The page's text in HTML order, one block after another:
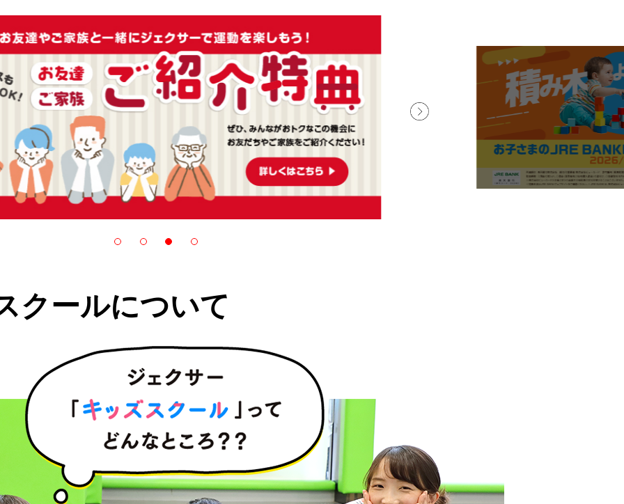
クールについて